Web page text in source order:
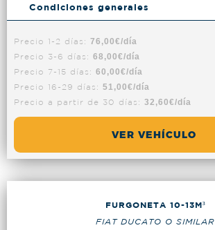
Condiciones generales
Precio 1-2 días: 76,00€/día
Precio 3-6 días: 68,00€/día
Precio 7-15 días: 60,00€/día
Precio 16-29 días: 51,00€/día
Precio a partir de 30 días: 32,60€/día
VER VEHÍCULO
FURGONETA 10-13M³
FIAT DUCATO O SIMILAR